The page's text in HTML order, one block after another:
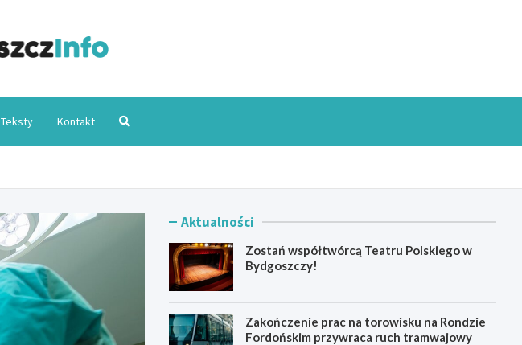
Teksty Kontakt
Aktualności
Zostań współtwórcą Teatru Polskiego w
Bydgoszczy!
Zakończenie prac na torowisku na Rondzie
Fordońskim przywraca ruch tramwajowy